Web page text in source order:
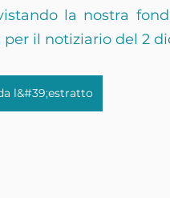
la nostra
il notiziario del 2
l&#39;estratto